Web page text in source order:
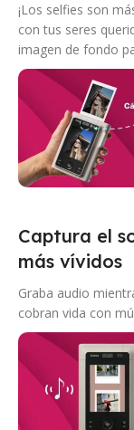
¡Los selfies son
con tus seres
imagen de fondo
Captura el
más vívidos
Graba audio
cobran vida con